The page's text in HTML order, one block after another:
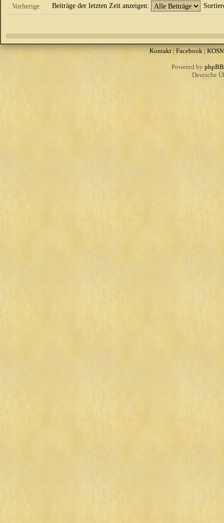
Vorherige Beiträge der letzten Zeit anzeigen:
Kontakt|Facebook|
Powered by phpBB
Deutsche